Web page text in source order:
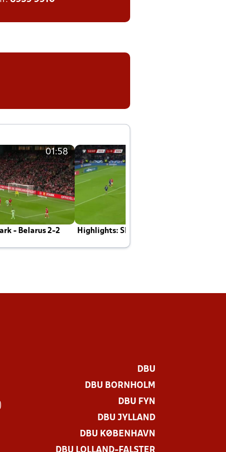
01:58
- Belarus 2-2 Highlights: Skotland - Danmark 4-2
DBU
DBU BORNHOLM
DBU FYN
DBU JYLLAND
DBU KØBENHAVN